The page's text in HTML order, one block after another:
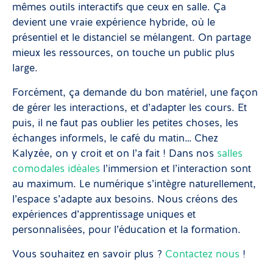
mêmes outils interactifs que ceux en salle. Ça
devient une vraie expérience hybride, où le
présentiel et le distanciel se mélangent. On partage
mieux les ressources, on touche un public plus
large.
Forcément, ça demande du bon matériel, une façon
de gérer les interactions, et d’adapter les cours. Et
puis, il ne faut pas oublier les petites choses, les
échanges informels, le café du matin… Chez
Kalyzée, on y croit et on l’a fait ! Dans nos salles
comodales idéales l’immersion et l’interaction sont
au maximum. Le numérique s’intègre naturellement,
l’espace s’adapte aux besoins. Nous créons des
expériences d’apprentissage uniques et
personnalisées, pour l’éducation et la formation.
Vous souhaitez en savoir plus ? Contactez nous !